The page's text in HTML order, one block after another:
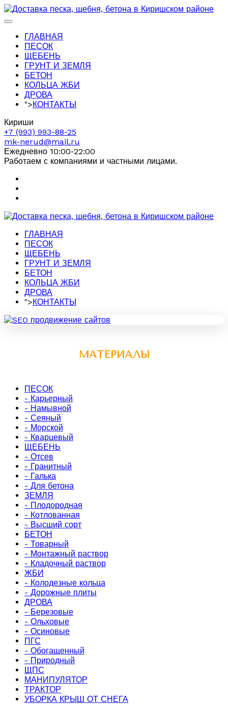
ГЛАВНАЯ
ПЕСОК
ЩЕБЕНЬ
ГРУНТ И ЗЕМЛЯ
БЕТОН
КОЛЬЦА ЖБИ
ДРОВА
">КОНТАКТЫ
Кириши
+7 (993) 993-88-25
mk-nerud@mail.ru
Ежедневно 10:00-22:00
Работаем с компаниями и частными лицами.
ГЛАВНАЯ
ПЕСОК
ЩЕБЕНЬ
ГРУНТ И ЗЕМЛЯ
БЕТОН
КОЛЬЦА ЖБИ
ДРОВА
">КОНТАКТЫ
МАТЕРИАЛЫ
ПЕСОК
- Карьерный
- Намывной
- Сеяный
- Морской
- Кварцевый
ЩЕБЕНЬ
- Отсев
- Гранитный
- Галька
- Для бетона
ЗЕМЛЯ
- Плодородная
- Котлованная
- Высший сорт
БЕТОН
- Товарный
- Монтажный раствор
- Кладочный раствор
ЖБИ
- Колодезные кольца
- Дорожные плиты
ДРОВА
- Березовые
- Ольховые
- Осиновые
ПГС
- Обогащенный
- Природный
ЩПС
МАНИПУЛЯТОР
ТРАКТОР
УБОРКА КРЫШ ОТ СНЕГА